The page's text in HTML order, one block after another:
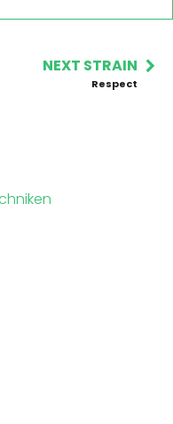
NEXT STRAIN
Respect